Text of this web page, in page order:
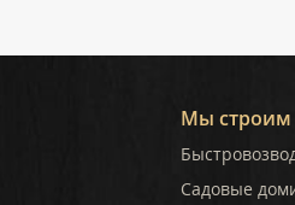
адекватной цене. В
выставка оставила
положительное
Рекомендую всем, кто
Мы строим
Садовые